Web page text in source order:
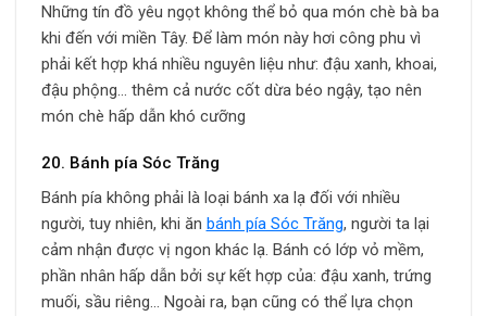
Những tín đồ yêu ngọt không thể bỏ qua món chè bà ba
khi đến với miền Tây. Để làm món này hơi công phu vì
phải kết hợp khá nhiều nguyên liệu như: đậu xanh, khoai,
đậu phộng… thêm cả nước cốt dừa béo ngậy, tạo nên
món chè hấp dẫn khó cưỡng
20. Bánh pía Sóc Trăng
Bánh pía không phải là loại bánh xa lạ đối với nhiều
người, tuy nhiên, khi ăn bánh pía Sóc Trăng, người ta lại
cảm nhận được vị ngon khác lạ. Bánh có lớp vỏ mềm,
phần nhân hấp dẫn bởi sự kết hợp của: đậu xanh, trứng
muối, sầu riêng… Ngoài ra, bạn cũng có thể lựa chọn